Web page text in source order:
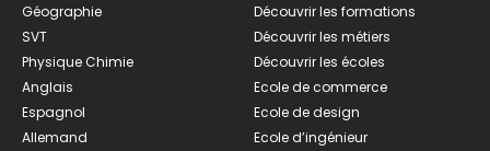
Géographie
SVT
Physique Chimie
Anglais
Espagnol
Allemand
Découvrir les formations
Découvrir les métiers
Découvrir les écoles
Ecole de commerce
Ecole de design
Ecole d’ingénieur